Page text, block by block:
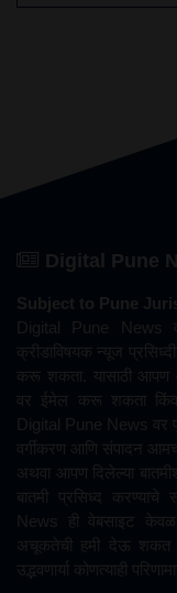
Digital Pune
Subject to Pune
Digital Pune News वर
क्रीडाविषयक न्यूज
करू शकता. यासाठी आपण
वर ईमेल करू शकता किंवा
Digital Pune News वर
वर्गीकरण आणि संपादन
अथवा आपण दिलेल्या
बातमी प्रसिध्द
News ही वेबसाइट केवळ
अचूकतेची हमी देऊ शकत
उद्भवणार्या कोणत्याही